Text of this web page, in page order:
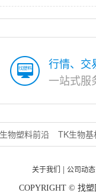
行情、交
一站式服
生物塑料前沿 TK生物
关于我们 公司动态
COPYRIGHT © 找塑